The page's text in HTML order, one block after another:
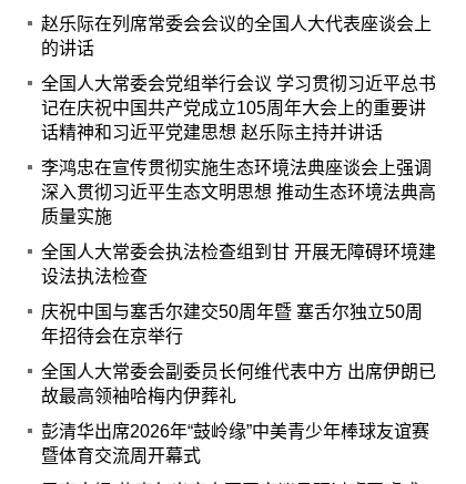
赵乐际在列席常委会会议的全国人大代表座谈会上
的讲话
全国人大常委会党组举行会议 学习贯彻习近平总书
记在庆祝中国共产党成立105周年大会上的重要讲
话精神和习近平党建思想 赵乐际主持并讲话
李鸿忠在宣传贯彻实施生态环境法典座谈会上强调
深入贯彻习近平生态文明思想 推动生态环境法典高
质量实施
全国人大常委会执法检查组到甘 开展无障碍环境建
设法执法检查
庆祝中国与塞舌尔建交50周年暨 塞舌尔独立50周
年招待会在京举行
全国人大常委会副委员长何维代表中方 出席伊朗已
故最高领袖哈梅内伊葬礼
彭清华出席2026年“鼓岭缘”中美青少年棒球友谊赛
暨体育交流周开幕式